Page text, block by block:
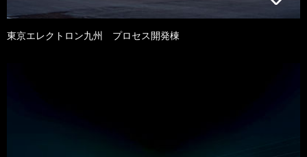
東京エレクトロン九州 プロセス開発棟